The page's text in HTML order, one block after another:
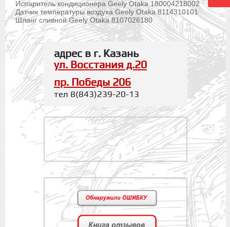
Испаритель кондиционера Geely Otaka 180004218002
Датчик температуры воздуха Geely Otaka 8114310101
Шланг сливной Geely Otaka 8107026180
адрес в г. Казань
ул. Восстания д.20
пр. Победы 206
тел 8(843)239-20-13
.